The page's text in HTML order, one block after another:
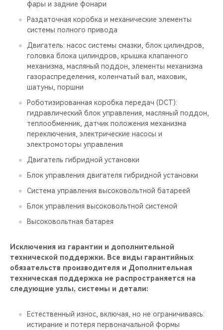
фары и задние фонари
Раздаточная коробка и механические элементы
системы полного привода
Двигатель: насос системы смазки, блок цилиндров,
головка блока цилиндров, крышка клапанного
механизма, масляный поддон, элементы механизма
газораспределения, коленчатый вал, маховик,
шатуны, поршни
Роботизированная коробка передач (DCT):
гидравлический блок управления, масляный поддон,
теплообменник, датчик положения механизма
переключения, электрические насосы и
электромоторы управления
Двигатель гибридной установки
Блок управления двигателя гибридной установки
Система управления высоковольтной батареей
Блок управления высоковольтной системой
Высоковольтная батарея
Исключения из гарантии и дополнительной
технической поддержки. Все виды гарантийных
обязательств производителя и Дополнительная
техническая поддержка не распространяется на
следующие узлы, системы и детали:
Естественный износ, включая, но не ограничиваясь:
истирание и потеря первоначальной формы